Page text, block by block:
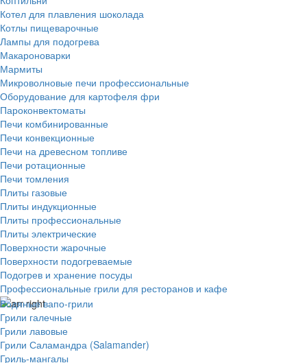
Котел для плавления шоколада
Котлы пищеварочные
Лампы для подогрева
Макароноварки
Мармиты
Микроволновые печи профессиональные
Оборудование для картофеля фри
Пароконвектоматы
Печи комбинированные
Печи конвекционные
Печи на древесном топливе
Печи ротационные
Печи томления
Плиты газовые
Плиты индукционные
Плиты профессиональные
Плиты электрические
Поверхности жарочные
Поверхности подогреваемые
Подогрев и хранение посуды
Профессиональные грили для ресторанов и кафе
Водяные вапо-грили
Грили галечные
Грили лавовые
Грили Саламандра (Salamander)
Гриль-мангалы